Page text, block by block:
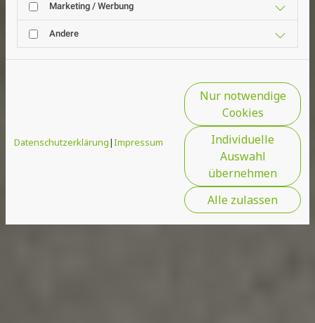
Marketing / Werbung
Andere
Datenschutzerklärung|Impressum
Nur notwendige
Cookies
Individuelle
Auswahl
übernehmen
Alle zulassen